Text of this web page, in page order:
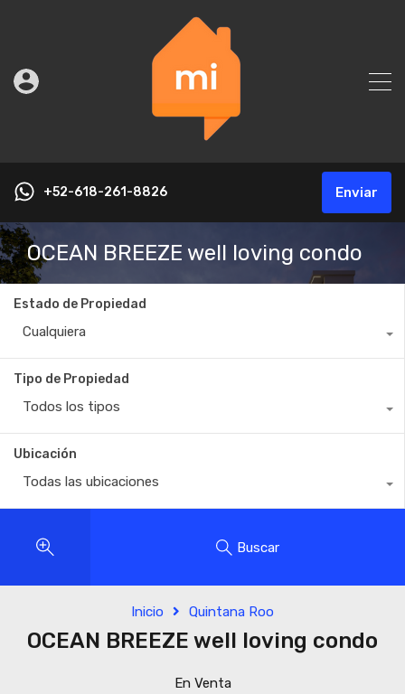
+52-618-261-8826 Enviar
OCEAN BREEZE well loving condo
Estado de Propiedad
Cualquiera
Tipo de Propiedad
Todos los tipos
Ubicación
Todas las ubicaciones
Buscar
Inicio Quintana Roo
OCEAN BREEZE well loving condo
En Venta